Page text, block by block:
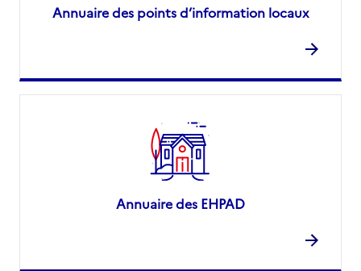
Annuaire des points d’information locaux
Annuaire des EHPAD